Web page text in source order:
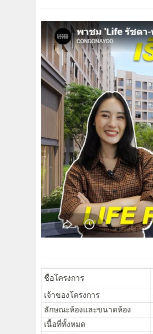
ชื่อโครงการ
เจ้าของโครงการ
ลักษณะห้องและขนาดห้อง
เนื้อที่ทั้งหมด